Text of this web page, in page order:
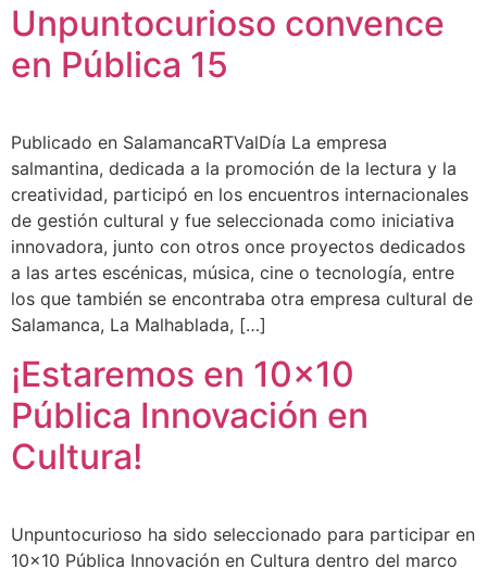
Unpuntocurioso convence
en Pública 15
Publicado en SalamancaRTValDía La empresa
salmantina, dedicada a la promoción de la lectura y la
creatividad, participó en los encuentros internacionales
de gestión cultural y fue seleccionada como iniciativa
innovadora, junto con otros once proyectos dedicados
a las artes escénicas, música, cine o tecnología, entre
los que también se encontraba otra empresa cultural de
Salamanca, La Malhablada, […]
¡Estaremos en 10×10
Pública Innovación en
Cultura!
Unpuntocurioso ha sido seleccionado para participar en
10×10 Pública Innovación en Cultura dentro del marco